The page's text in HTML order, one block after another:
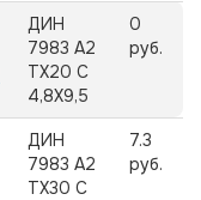
ДИН
7983 А2
TX20 C
4,8X9,5
0
руб.
ДИН
7983 А2
TX30 C
7.3
руб.